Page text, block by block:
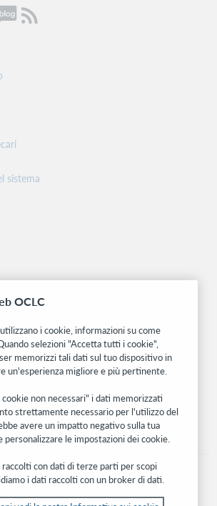
sistema
di prodotti, ricerche, eventi e molto
tua casella di posta.
OCLC
i cookie, informazioni su come
selezioni "Accetta tutti i cookie",
memorizzi tali dati sul tuo dispositivo in
un'esperienza migliore e più pertinente.
non necessari" i dati memorizzati
strettamente necessario per l'utilizzo del
avere un impatto negativo sulla tua
personalizzare le impostazioni dei cookie.
con dati di terze parti per scopi
i dati raccolti con un broker di dati.